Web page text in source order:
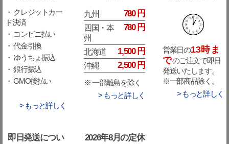
・ クレジットカー
ド決済
・ コンビニ払い
・ 代金引換
・ ゆうちょ振込
・ 銀行振込
・ GMO後払い
> もっと詳しく
九州 780 円
四国・本
州
780 円
北海道 1,500 円
沖縄 2,500 円
※ 一部離島を除く
> もっと詳しく
営業日の13時ま
でのご注文で即日
発送いたします。
※一部商品除く。
> もっと詳しく
即日発送につい
2026年8月の定休